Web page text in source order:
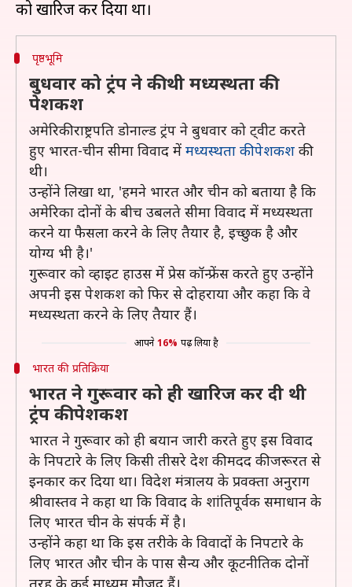
पृष्ठभूमि
बुधवार को ट्रंप ने की थी मध्यस्थता की
पेशकश
अमेरिकी राष्ट्रपति डोनाल्ड ट्रंप ने बुधवार को ट्वीट करते
हुए भारत-चीन सीमा विवाद में मध्यस्थता की पेशकश की
थी।
उन्होंने लिखा था, 'हमने भारत और चीन को बताया है कि
अमेरिका दोनों के बीच उबलते सीमा विवाद में मध्यस्थता
करने या फैसला करने के लिए तैयार है, इच्छुक है और
योग्य भी है।'
गुरूवार को व्हाइट हाउस में प्रेस कॉन्फ्रेंस करते हुए उन्होंने
अपनी इस पेशकश को फिर से दोहराया और कहा कि वे
मध्यस्थता करने के लिए तैयार हैं।
आपने 16% पढ़ लिया है
भारत की प्रतिक्रिया
भारत ने गुरूवार को ही खारिज कर दी थी
ट्रंप की पेशकश
भारत ने गुरूवार को ही बयान जारी करते हुए इस विवाद
के निपटारे के लिए किसी तीसरे देश की मदद की जरूरत से
इनकार कर दिया था। विदेश मंत्रालय के प्रवक्ता अनुराग
श्रीवास्तव ने कहा था कि विवाद के शांतिपूर्वक समाधान के
लिए भारत चीन के संपर्क में है।
उन्होंने कहा था कि इस तरीके के विवादों के निपटारे के
लिए भारत और चीन के पास सैन्य और कूटनीतिक दोनों
तरह के कई माध्यम मौजूद हैं।